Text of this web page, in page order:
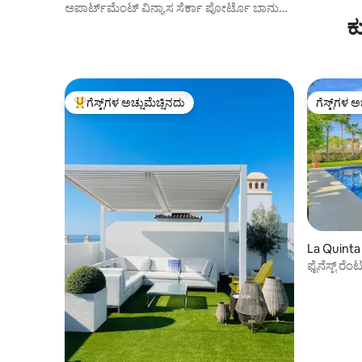
ಅಪಾರ್ಟ್‌ಮೆಂಟ್ ವಿನ್ಯಾಸ ಸೆರ್ಕಾ ಪೋರ್ಟೊ ಬಾನುಸ್
ಗೆಸ್ಟ್‌ಗಳಿಗೆ ಅತಿ ಹೆಚ್ಚು ಅಚ್ಚುಮೆಚ್ಚಿನದು
ಗೆಸ್ಟ್‌ಗಳ ಅಚ್ಚುಮೆಚ್ಚಿನದು ಗೆಸ್ಟ್‌ಗಳ
ಗೆಸ್ಟ್‌ಗಳ
La Quinta
ಫೈನೆಸ್ಟ್